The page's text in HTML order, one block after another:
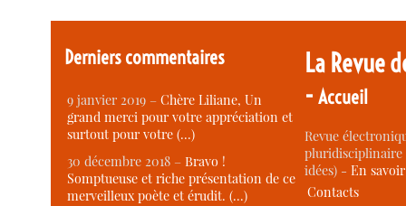
Derniers commentaires
9 janvier 2019 –Chère Liliane, Un
grand merci pour votre appréciation et
surtout pour votre (…)
30 décembre 2018 –Bravo !
Somptueuse et riche présentation de ce
merveilleux poète et érudit. (…)
La Revue
-Accueil
Revue
idées) -En
Contacts